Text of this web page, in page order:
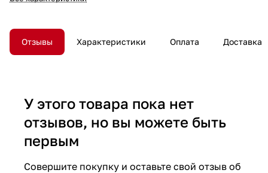
Отзывы Характеристики Оплата Доставка
У этого товара пока нет
отзывов, но вы можете быть
первым
Совершите покупку и оставьте свой отзыв об